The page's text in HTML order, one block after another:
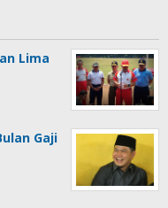
Lima
Gaji